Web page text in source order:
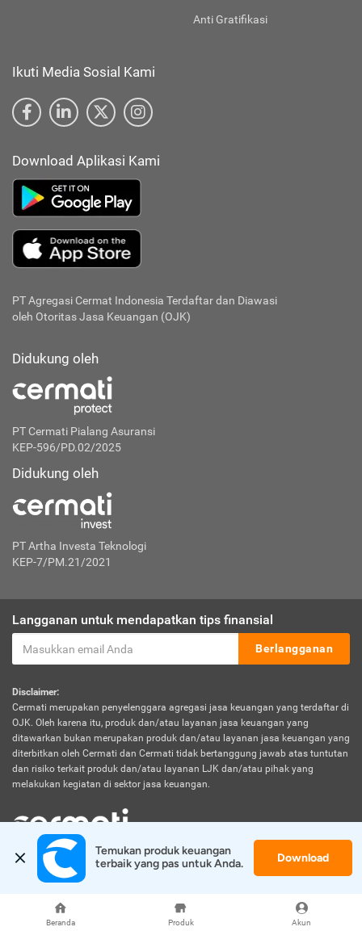
Beranda Produk Akun
Anti Gratifikasi
Ikuti Media Sosial Kami
Download Aplikasi Kami
PT Agregasi Cermat Indonesia Terdaftar dan Diawasi
oleh Otoritas Jasa Keuangan (OJK)
Didukung oleh
PT Cermati Pialang Asuransi
KEP-596/PD.02/2025
Didukung oleh
PT Artha Investa Teknologi
KEP-7/PM.21/2021
Langganan untuk mendapatkan tips finansial
Berlangganan
Disclaimer:
Cermati merupakan penyelenggara agregasi jasa keuangan yang terdaftar di
OJK. Oleh karena itu, produk dan/atau layanan jasa keuangan yang
ditawarkan bukan merupakan produk dan/atau layanan jasa keuangan yang
diterbitkan oleh Cermati dan Cermati tidak bertanggung jawab atas tuntutan
dan risiko terkait produk dan/atau layanan LJK dan/atau pihak yang
melakukan kegiatan di sektor jasa keuangan.
© 2026 Cermati. All Rights Reserved.
Temukan produk keuangan
terbaik yang pas untuk Anda.
Download